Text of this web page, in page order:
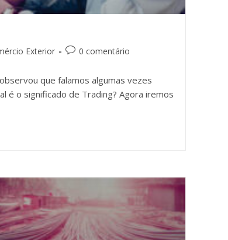
Exterior 0 comentário
que falamos algumas vezes
é o significado de Trading? Agora iremos